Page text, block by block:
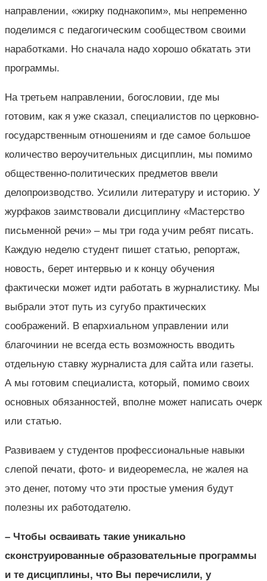
направлении, «жирку поднакопим», мы непременно
поделимся с педагогическим сообществом своими
наработками. Но сначала надо хорошо обкатать эти
программы.
На третьем направлении, богословии, где мы
готовим, как я уже сказал, специалистов по церковно-
государственным отношениям и где самое большое
количество вероучительных дисциплин, мы помимо
общественно-политических предметов ввели
делопроизводство. Усилили литературу и историю. У
журфаков заимствовали дисциплину «Мастерство
письменной речи» – мы три года учим ребят писать.
Каждую неделю студент пишет статью, репортаж,
новость, берет интервью и к концу обучения
фактически может идти работать в журналистику. Мы
выбрали этот путь из сугубо практических
соображений. В епархиальном управлении или
благочинии не всегда есть возможность вводить
отдельную ставку журналиста для сайта или газеты.
А мы готовим специалиста, который, помимо своих
основных обязанностей, вполне может написать очерк
или статью.
Развиваем у студентов профессиональные навыки
слепой печати, фото- и видеоремесла, не жалея на
это денег, потому что эти простые умения будут
полезны их работодателю.
– Чтобы осваивать такие уникально
сконструированные образовательные программы
и те дисциплины, что Вы перечислили, у